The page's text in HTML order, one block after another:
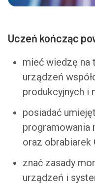
Uczeń kończąc
mieć wiedzę na
urządzeń
produkcyjnych i
posiadać
programowania
oraz obrabiarek
znać zasady
urządzeń i